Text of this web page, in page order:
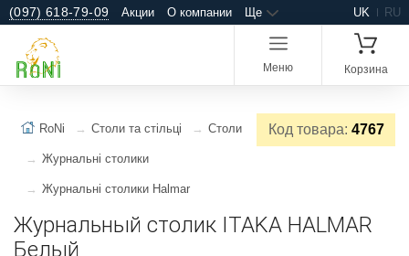
(097) 618-79-09 Акции О компании Ще UK RU
Меню Корзина
Код товара: 4767
RoNi Столи та стільці Столи
Журнальні столики
Журнальні столики Halmar
Журнальный столик ITAKA HALMAR
Белый